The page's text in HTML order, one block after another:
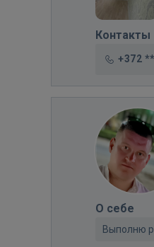
Контакты
+372
О себе
Выполню